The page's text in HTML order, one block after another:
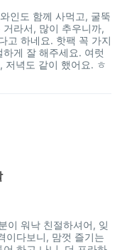
인도 함께 사먹고, 굴뚝
라서, 많이 추우니까,
고 하네요. 핫팩 꼭 가지
게 잘 해주세요. 여럿
저녁도 같이 했어요. ㅎ
이 워낙 친절하셔어, 잊
이다보니, 맘껏 즐기는